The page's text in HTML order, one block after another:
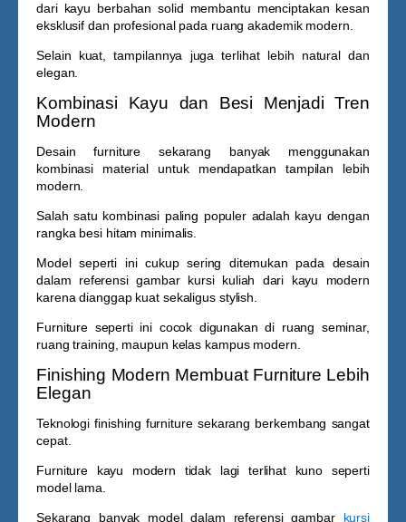
dari kayu berbahan solid membantu menciptakan kesan
eksklusif dan profesional pada ruang akademik modern.
Selain kuat, tampilannya juga terlihat lebih natural dan
elegan.
Kombinasi Kayu dan Besi Menjadi Tren
Modern
Desain furniture sekarang banyak menggunakan
kombinasi material untuk mendapatkan tampilan lebih
modern.
Salah satu kombinasi paling populer adalah kayu dengan
rangka besi hitam minimalis.
Model seperti ini cukup sering ditemukan pada desain
dalam referensigambar kursi kuliah dari kayu modern
karena dianggap kuat sekaligus stylish.
Furniture seperti ini cocok digunakan di ruang seminar,
ruang training, maupun kelas kampus modern.
Finishing Modern Membuat Furniture Lebih
Elegan
Teknologi finishing furniture sekarang berkembang sangat
cepat.
Furniture kayu modern tidak lagi terlihat kuno seperti
model lama.
Sekarang banyak model dalam referensigambar kursi